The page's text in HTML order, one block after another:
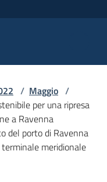
/ Maggio /
per una ripresa
a Ravenna
del porto di Ravenna
meridionale